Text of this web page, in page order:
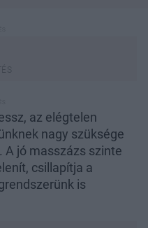
az elégtelen
nagy szüksége
A jó masszázs szinte
csillapítja a
is